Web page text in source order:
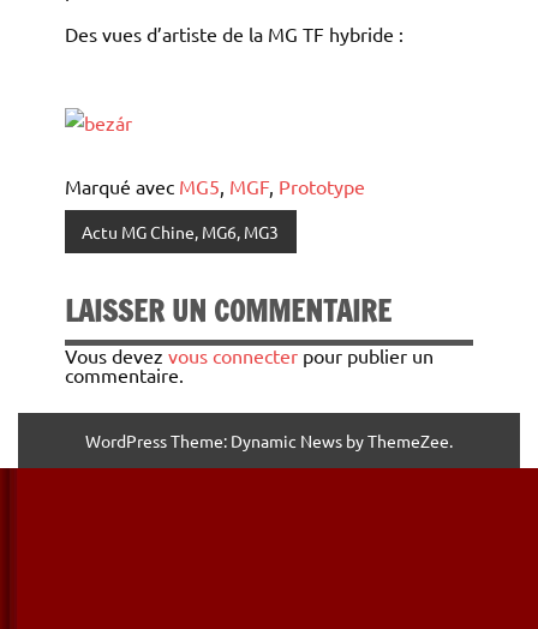
Des vues d’artiste de la MG TF hybride :
Marqué avec MG5, MGF, Prototype
Actu MG Chine, MG6, MG3
LAISSER UN COMMENTAIRE
Vous devez vous connecter pour publier un
commentaire.
WordPress Theme: Dynamic News by ThemeZee.